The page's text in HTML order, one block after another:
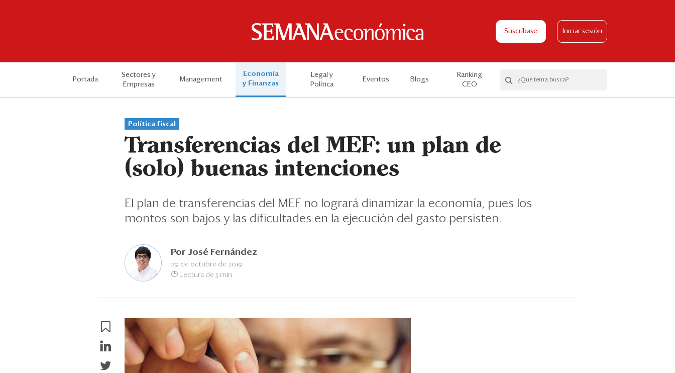
Suscríbase Iniciar sesión
Portada
Sectores y
Empresas
Management
Economía
y Finanzas
Legal y
Política
Eventos Blogs
Ranking
CEO
Política fiscal
Transferencias del MEF: un plan de
(solo) buenas intenciones
El plan de transferencias del MEF no logrará dinamizar la economía, pues los
montos son bajos y las dificultades en la ejecución del gasto persisten.
Por José Fernández
29 de octubre de 2019
Lectura de 5 min